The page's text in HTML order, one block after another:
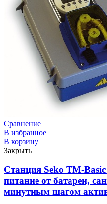
Сравнение
В избранное
В корзину
Закрыть
Станция Seko TM-
питание от батареи,
минутным шагом